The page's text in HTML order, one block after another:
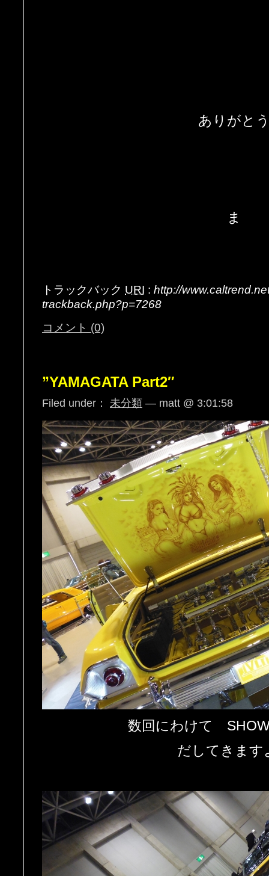
ありがと
ま
トラックバック URI : http://
trackback.php?p=7268
コメント (0)
”YAMAGATA Part2″
Filed under： 未分類 — matt @ 3:01:58
数回にわけて
だしてきます